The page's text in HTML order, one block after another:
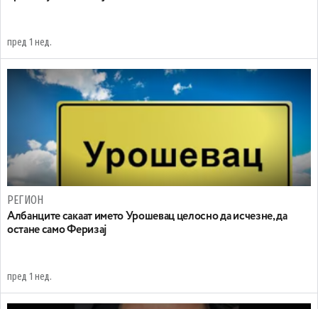
пред 1 нед.
РЕГИОН
Aлбанците сакаат името Урошевац целосно да исчезне, да
остане само Феризај
пред 1 нед.